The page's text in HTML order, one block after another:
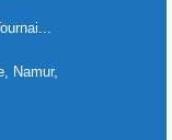
Namur,